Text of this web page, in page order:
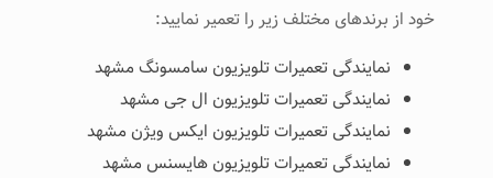
خود از برندهای مختلف زیر را تعمیر نمایید:
نمایندگی تعمیرات تلویزیون سامسونگ مشهد
نمایندگی تعمیرات تلویزیون ال جی مشهد
نمایندگی تعمیرات تلویزیون ایکس ویژن مشهد
نمایندگی تعمیرات تلویزیون هایسنس مشهد